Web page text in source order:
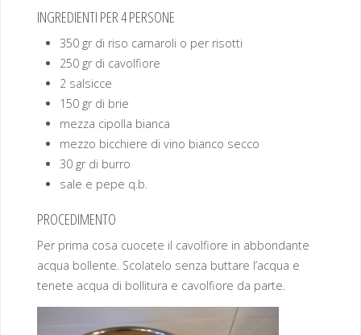
INGREDIENTI PER 4 PERSONE
350 gr di riso carnaroli o per risotti
250 gr di cavolfiore
2 salsicce
150 gr di brie
mezza cipolla bianca
mezzo bicchiere di vino bianco secco
30 gr di burro
sale e pepe q.b.
PROCEDIMENTO
Per prima cosa cuocete il cavolfiore in abbondante
acqua bollente. Scolatelo senza buttare l’acqua e
tenete acqua di bollitura e cavolfiore da parte.